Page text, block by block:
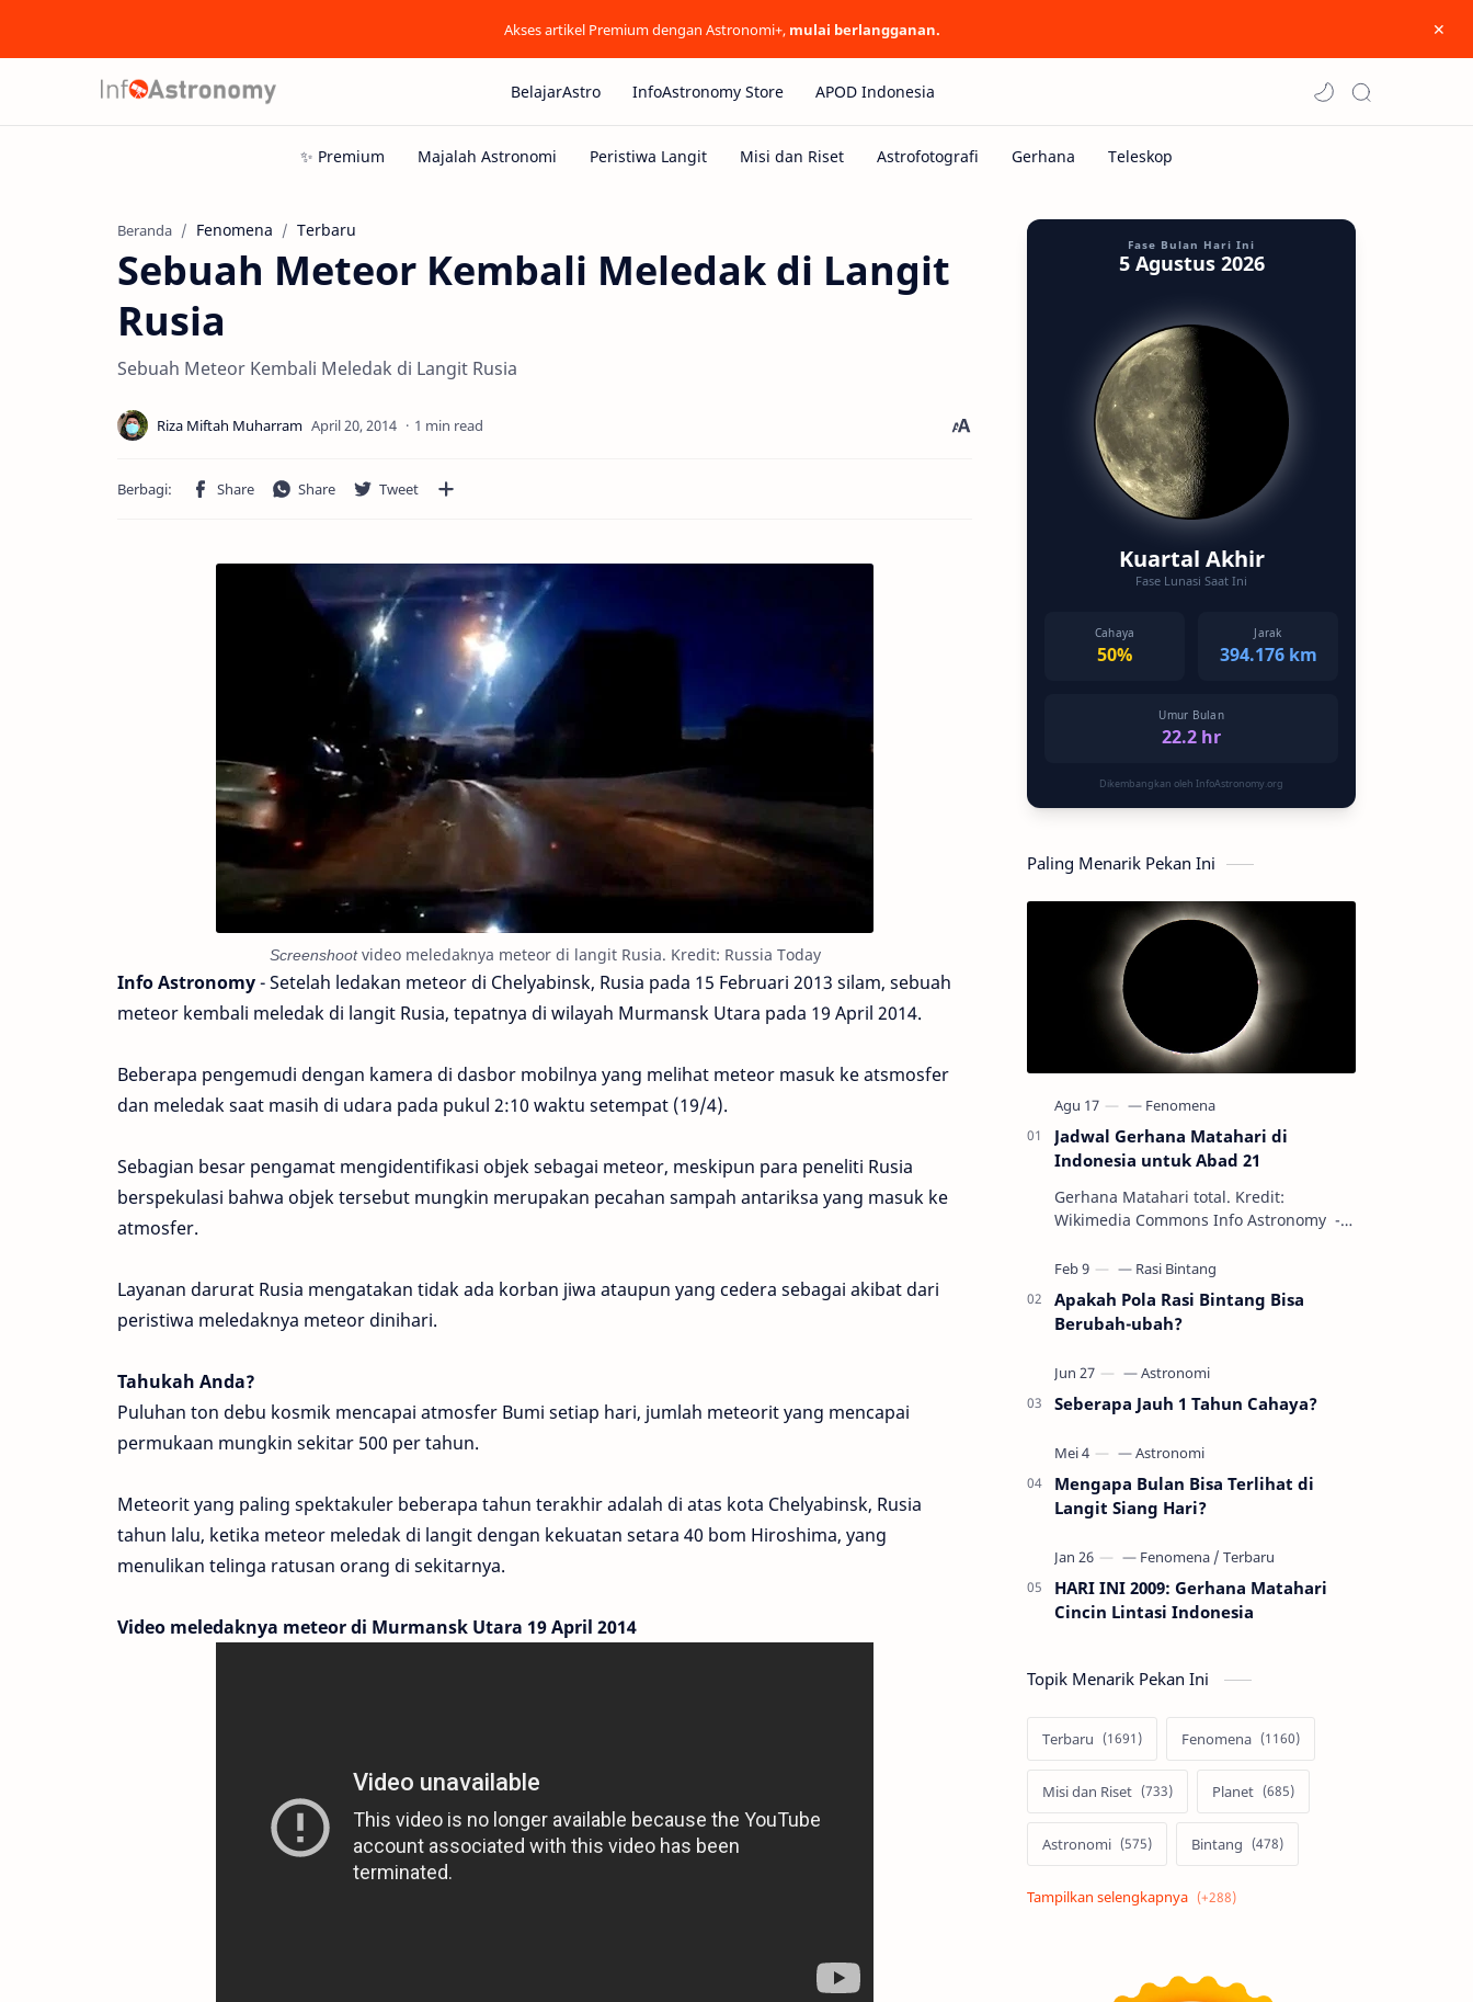
Akses artikel Premium dengan Astronomi+, mulai berlangganan.
BelajarAstro InfoAstronomy Store APOD Indonesia
Beranda Fenomena Terbaru
Sebuah Meteor Kembali Meledak di Langit
Rusia
Sebuah Meteor Kembali Meledak di Langit Rusia
1 min read
Screenshootvideo meledaknya meteor di langit Rusia. Kredit: Russia Today
Info Astronomy- Setelah ledakan meteor di Chelyabinsk, Rusia pada 15 Februari 2013 silam, sebuah
meteor kembali meledak di langit Rusia, tepatnya di wilayah Murmansk Utara pada 19 April 2014.
Beberapa pengemudi dengan kamera di dasbor mobilnya yang melihat meteor masuk ke atsmosfer
dan meledak saat masih di udara pada pukul 2:10 waktu setempat (19/4).
Sebagian besar pengamat mengidentifikasi objek sebagai meteor, meskipun para peneliti Rusia
berspekulasi bahwa objek tersebut mungkin merupakan pecahan sampah antariksa yang masuk ke
atmosfer.
Layanan darurat Rusia mengatakan tidak ada korban jiwa ataupun yang cedera sebagai akibat dari
peristiwa meledaknya meteor dinihari.
Tahukah Anda?
Puluhan ton debu kosmik mencapai atmosfer Bumi setiap hari, jumlah meteorit yang mencapai
permukaan mungkin sekitar 500 per tahun.
Meteorit yang paling spektakuler beberapa tahun terakhir adalah di atas kota Chelyabinsk, Rusia
tahun lalu, ketika meteor meledak di langit dengan kekuatan setara 40 bom Hiroshima, yang
menulikan telinga ratusan orang di sekitarnya.
Video meledaknya meteor di Murmansk Utara 19 April 2014
Fase Bulan Hari Ini
5 Agustus 2026
Kuartal Akhir
Fase Lunasi Saat Ini
Cahaya
50%
Jarak
394.176 km
Umur Bulan
22.2 hr
Dikembangkan oleh InfoAstronomy.org
Paling Menarik Pekan Ini
Jadwal Gerhana Matahari di
Indonesia untuk Abad 21
Gerhana Matahari total. Kredit:
Wikimedia Commons Info Astronomy -
gerhana Matahari akan terjadi sebanyak
22…
Apakah Pola Rasi Bintang Bisa
Berubah-ubah?
Seberapa Jauh 1 Tahun Cahaya?
Mengapa Bulan Bisa Terlihat di
Langit Siang Hari?
HARI INI 2009: Gerhana Matahari
Cincin Lintasi Indonesia
Topik Menarik Pekan Ini
Terbaru Fenomena
Misi dan Riset Planet
Astronomi Bintang
Alam semesta Galaksi